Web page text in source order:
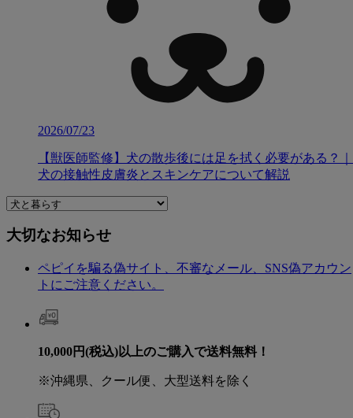
2026/07/23
【獣医師監修】犬の散歩後には足を拭く必要がある？｜
犬の接触性皮膚炎とスキンケアについて解説
大切なお知らせ
ペピイを騙る偽サイト、不審なメール、SNS偽アカウン
トにご注意ください。
10,000円(税込)以上のご購入で送料無料！
※沖縄県、クール便、大型送料を除く